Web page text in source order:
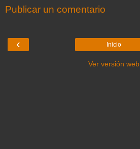
Publicar un comentario
‹ Inicio
Ver versión web